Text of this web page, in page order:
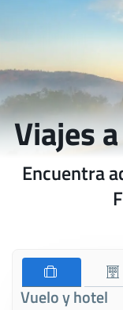
Viajes
Encuentra
Vuelo y hotel